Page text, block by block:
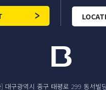
대구광역시 중구 태평로 299 동서빌